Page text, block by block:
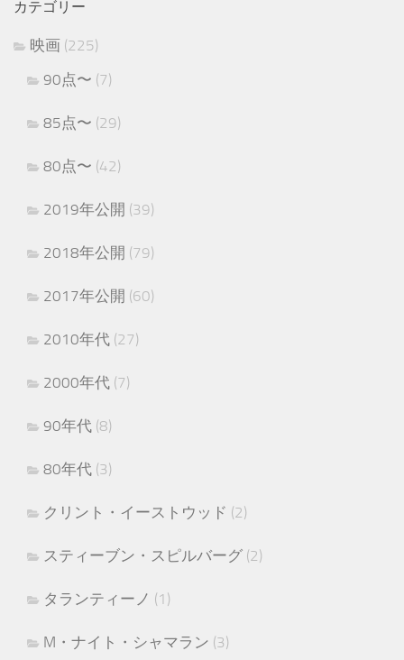
カテゴリー
映画 (225)
90点〜 (7)
85点〜 (29)
80点〜 (42)
2019年公開 (39)
2018年公開 (79)
2017年公開 (60)
2010年代 (27)
2000年代 (7)
90年代 (8)
80年代 (3)
クリント・イーストウッド (2)
スティーブン・スピルバーグ (2)
タランティーノ (1)
M・ナイト・シャマラン (3)